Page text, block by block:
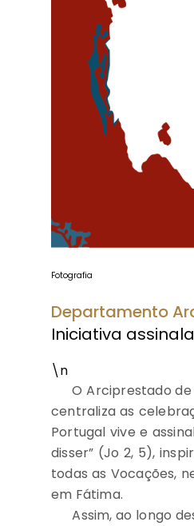
Fotografia
Departamento
Iniciativa
\n
O Arciprestado
centraliza as
Portugal vive e
disser” (Jo 2, 5),
todas as Vocações,
em Fátima.
Assim, ao longo